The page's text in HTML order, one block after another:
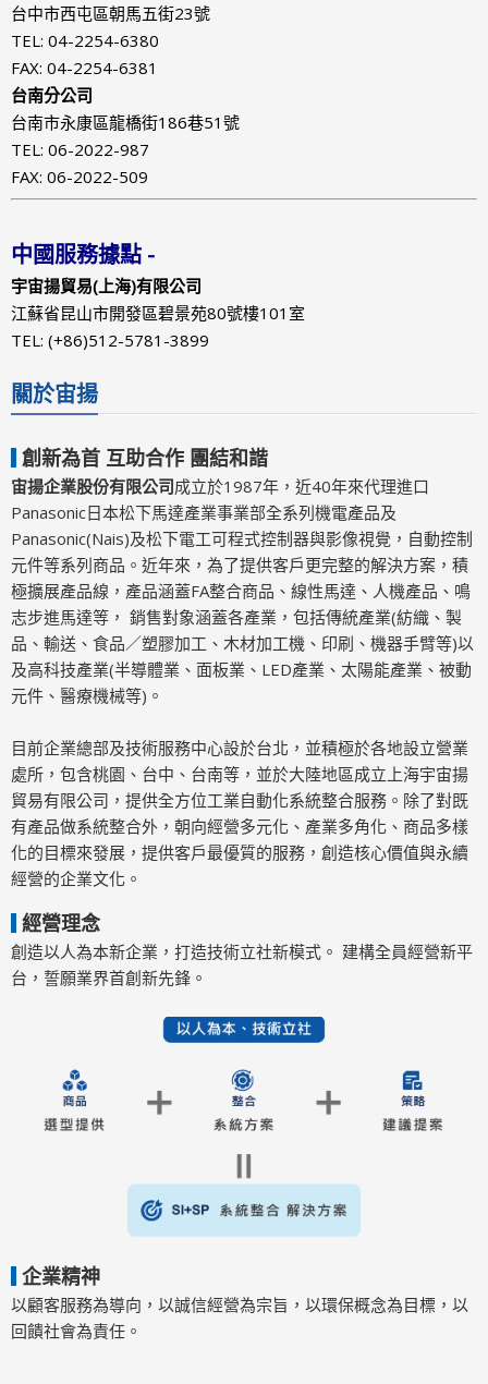
台中市西屯區朝馬五街23號
TEL: 04-2254-6380
FAX: 04-2254-6381
台南分公司
台南市永康區龍橋街186巷51號
TEL: 06-2022-987
FAX: 06-2022-509
中國服務據點 -
宇宙揚貿易(上海)有限公司
江蘇省昆山市開發區碧景苑80號樓101室
TEL: (+86)512-5781-3899
關於宙揚
創新為首 互助合作 團結和諧
宙揚企業股份有限公司成立於1987年，近40年來代理進口
Panasonic日本松下馬達產業事業部全系列機電產品及
Panasonic(Nais)及松下電工可程式控制器與影像視覺，自動控制
元件等系列商品。近年來，為了提供客戶更完整的解決方案，積
極擴展產品線，產品涵蓋FA整合商品、線性馬達、人機產品、鳴
志步進馬達等， 銷售對象涵蓋各產業，包括傳統產業(紡織、製
品、輸送、食品／塑膠加工、木材加工機、印刷、機器手臂等)以
及高科技產業(半導體業、面板業、LED產業、太陽能產業、被動
元件、醫療機械等)。
目前企業總部及技術服務中心設於台北，並積極於各地設立營業
處所，包含桃園、台中、台南等，並於大陸地區成立上海宇宙揚
貿易有限公司，提供全方位工業自動化系統整合服務。除了對既
有產品做系統整合外，朝向經營多元化、產業多角化、商品多樣
化的目標來發展，提供客戶最優質的服務，創造核心價值與永續
經營的企業文化。
經營理念
創造以人為本新企業，打造技術立社新模式。 建構全員經營新平
台，誓願業界首創新先鋒。
企業精神
以顧客服務為導向，以誠信經營為宗旨，以環保概念為目標，以
回饋社會為責任。